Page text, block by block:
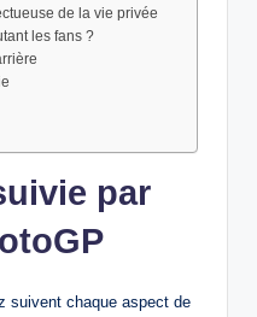
de la vie privée
les fans ?
par
suivent chaque aspect de